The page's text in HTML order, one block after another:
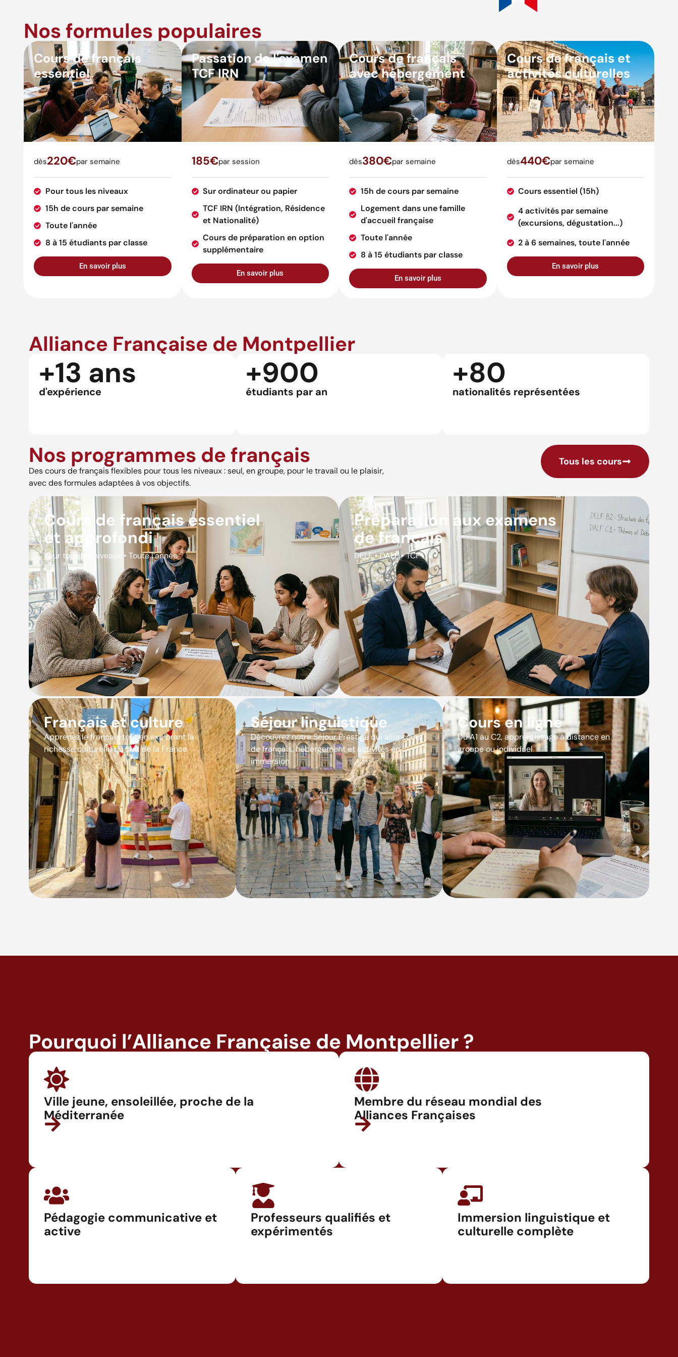
Nos formules populaires
Cours de français
essentiel
dès220€par semaine
Pour tous les niveaux
15h de cours par semaine
Toute l'année
8 à 15 étudiants par classe
En savoir plus
Passation de l'examen
TCF IRN
185€par session
Sur ordinateur ou papier
TCF IRN (Intégration, Résidence
et Nationalité)
Cours de préparation en option
supplémentaire
En savoir plus
Cours de français
avec hébergement
dès380€par semaine
15h de cours par semaine
Logement dans une famille
d'accueil française
Toute l'année
8 à 15 étudiants par classe
En savoir plus
Cours de français et
activités culturelles
dès440€par semaine
Cours essentiel (15h)
4 activités par semaine
(excursions, dégustation...)
2 à 6 semaines, toute l'année
En savoir plus
Alliance Française de Montpellier
+13 ans
d'expérience
+900
étudiants par an
+80
nationalités représentées
Nos programmes de français
Des cours de français flexibles pour tous les niveaux : seul, en groupe, pour le travail ou le plaisir,
avec des formules adaptées à vos objectifs.
Tous les cours
Cours de français essentiel
et approfondi
Pour tous les niveaux • Toute l’année
Préparation aux examens
de français
DELF • DALF • TCF
Français et culture
Apprenez le français tout en explorant la
richesse culturelle du sud de la France
Séjour linguistique
Découvrez notre Séjour Prestige qui allie cours
de français, hébergement et activités en
immersion
Cours en ligne
Du A1 au C2, apprentissage à distance en
groupe ou individuel
Pourquoi l’Alliance Française de Montpellier ?
Ville jeune, ensoleillée, proche de la
Méditerranée
Membre du réseau mondial des
Alliances Françaises
Pédagogie communicative et
active
Professeurs qualifiés et
expérimentés
Immersion linguistique et
culturelle complète